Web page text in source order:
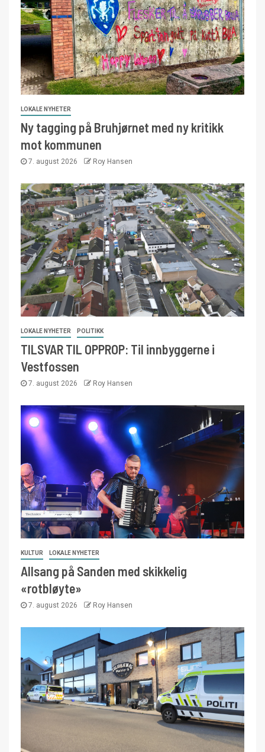
LOKALE NYHETER
Ny tagging på Bruhjørnet med ny kritikk
mot kommunen
7. august 2026 Roy Hansen
LOKALE NYHETER POLITIKK
TILSVAR TIL OPPROP: Til innbyggerne i
Vestfossen
7. august 2026 Roy Hansen
KULTUR LOKALE NYHETER
Allsang på Sanden med skikkelig
«rotbløyte»
7. august 2026 Roy Hansen